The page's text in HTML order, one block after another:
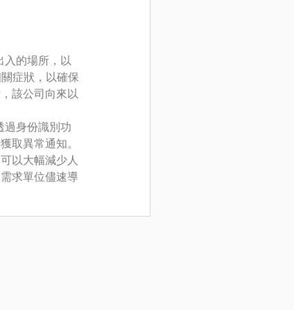
入的場所，以
症狀，以確保
該公司向來以
過身份識別功
取異常通知。
以大幅減少人
求單位儘速導